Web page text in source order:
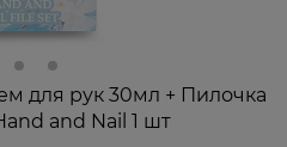
для рук 30мл + Пилочка
and Nail 1 шт